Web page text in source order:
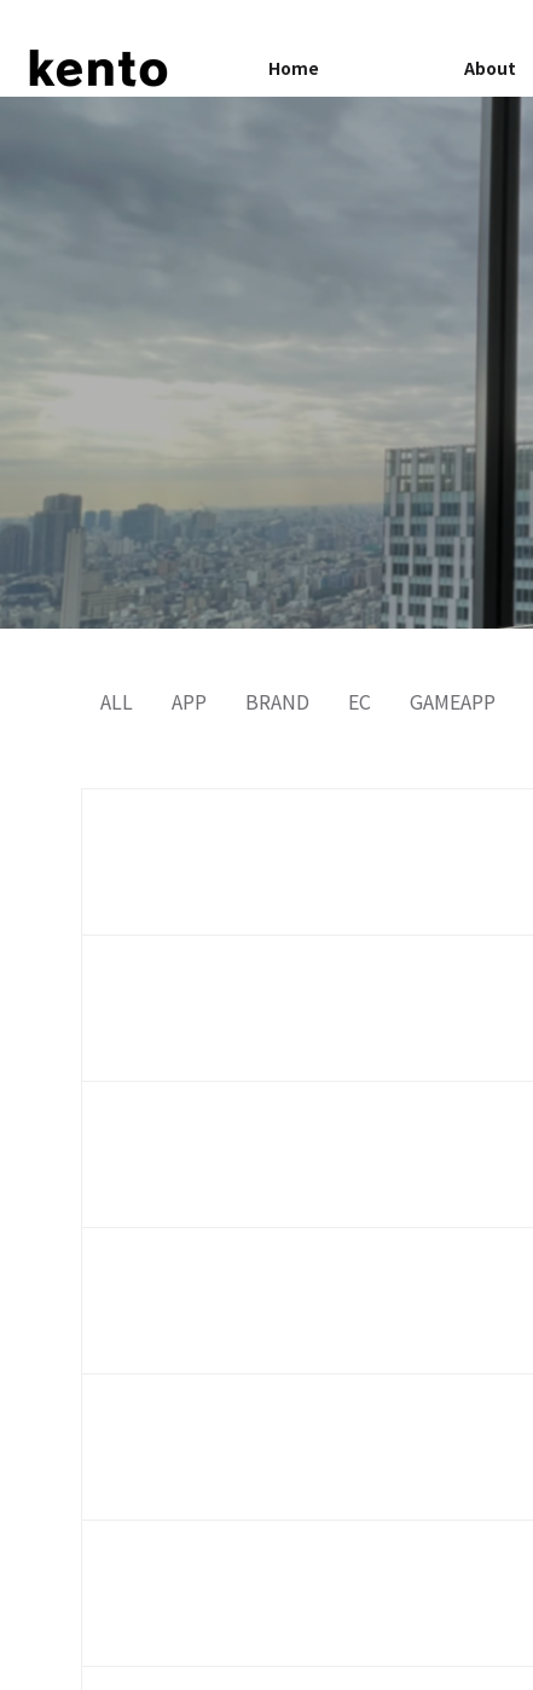
Home About
Service
Case Study
塔）』
アドネットワークを活用してウェブ
広告配信メディアを網羅！『原神』
About
ALL APP BRAND EC GAMEAPP